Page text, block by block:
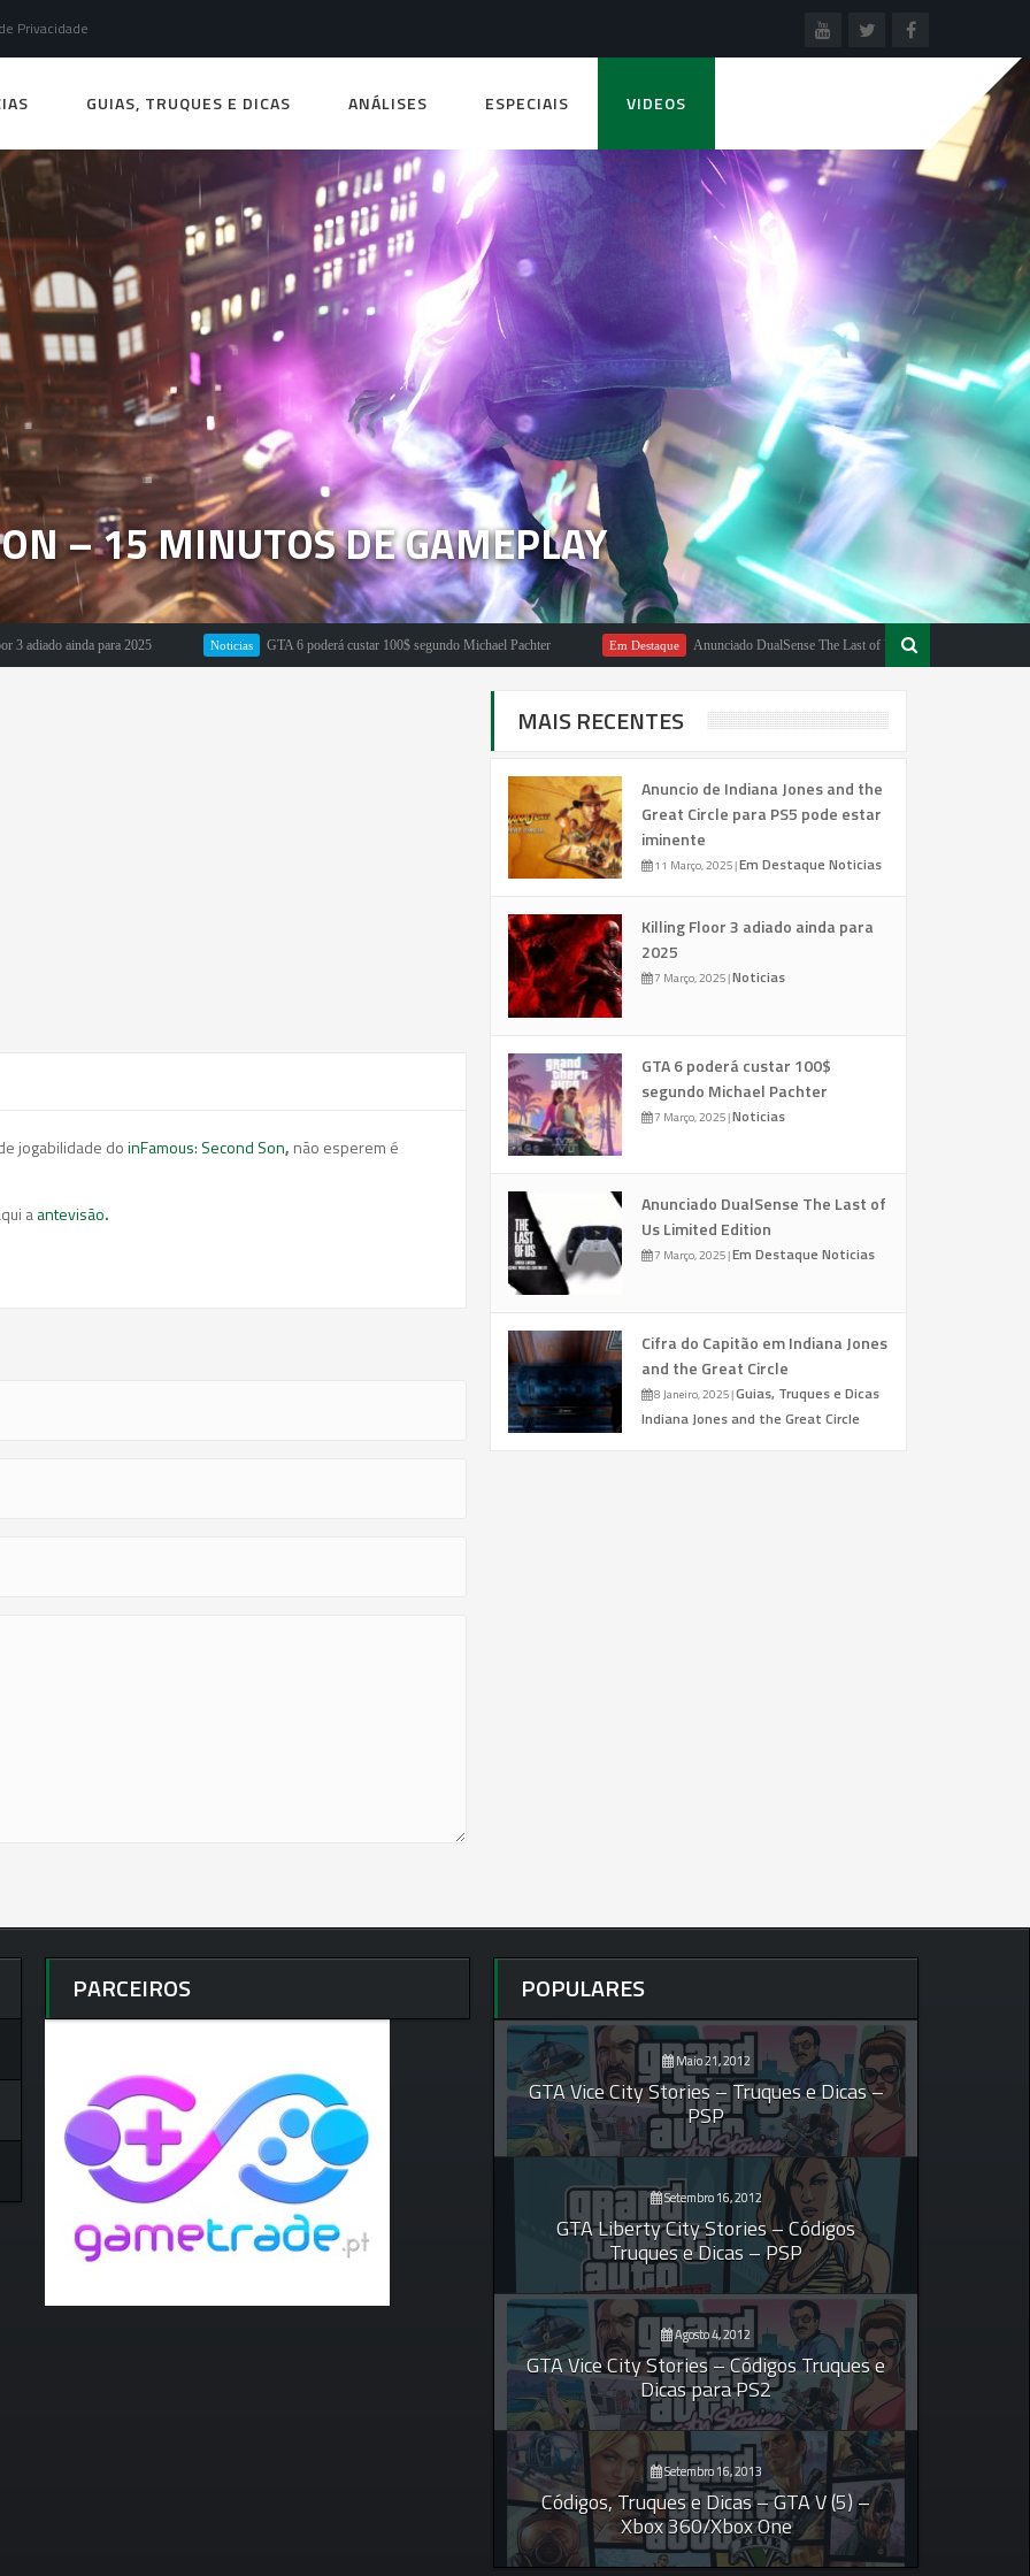
Privacidade
GUIAS, TRUQUES E DICAS ANÁLISES ESPECIAIS VIDEOS
– 15 MINUTOS DE GAMEPLAY
ainda para 2025 GTA 6 poderá custar 100$ segundo Michael Pachter Em Destaque Anunciado DualSense The Last of Us Limited Edition
jogabilidade doinFamous: Second Son, não esperem é
aantevisão.
MAIS RECENTES
Anuncio de Indiana Jones and the
Great Circle para PS5 pode estar
iminente
11 Março, 2025|Em Destaque Noticias
Killing Floor 3 adiado ainda para
2025
7 Março, 2025|Noticias
GTA 6 poderá custar 100$
segundo Michael Pachter
7 Março, 2025|Noticias
Anunciado DualSense The Last of
Us Limited Edition
7 Março, 2025|Em Destaque Noticias
Cifra do Capitão em Indiana Jones
and the Great Circle
8 Janeiro, 2025|Guias, Truques e Dicas
Indiana Jones and the Great Circle
PARCEIROS POPULARES
Maio 21, 2012
GTA Vice City Stories – Truques e Dicas –
PSP
Setembro 16, 2012
GTA Liberty City Stories – Códigos
Truques e Dicas – PSP
Agosto 4, 2012
GTA Vice City Stories – Códigos Truques e
Dicas para PS2
Setembro 16, 2013
Códigos, Truques e Dicas – GTA V (5) –
Xbox 360/Xbox One